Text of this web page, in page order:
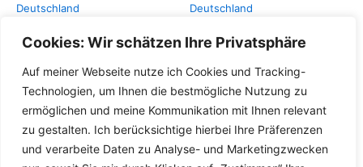
Cookies: Wir schätzen Ihre Privatsphäre
Auf meiner Webseite nutze ich Cookies und Tracking-
Technologien, um Ihnen die bestmögliche Nutzung zu
ermöglichen und meine Kommunikation mit Ihnen relevant
zu gestalten. Ich berücksichtige hierbei Ihre Präferenzen
und verarbeite Daten zu Analyse- und Marketingzwecken
Deutschland
Lieferzeit Deutschland:2-3
Deutschland
Lieferzeit Deutschland: